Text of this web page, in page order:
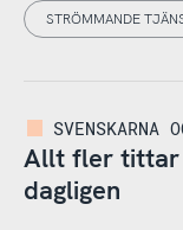
STRÖMMANDE
SVENSKARNA
Allt fler tittar
dagligen